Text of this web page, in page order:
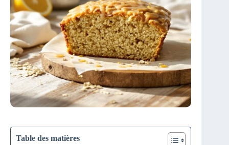
Table des matières